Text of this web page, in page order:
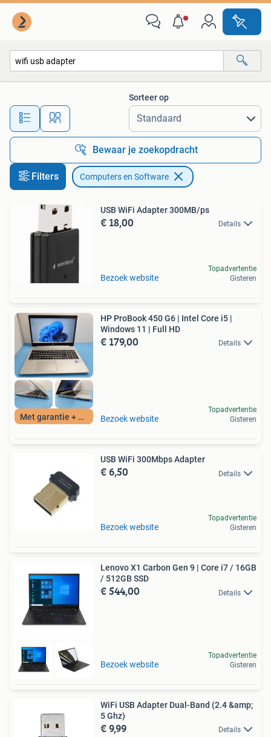
Alle afstanden…
Sorteer op
Bewaar je zoekopdracht
Filters Computers en Software
USB WiFi Adapter 300MB/ps
€ 18,00 Details
Bezoek website
Topadvertentie
Gisteren
Met garantie + BTW
HP ProBook 450 G6 | Intel Core i5 |
Windows 11 | Full HD
€ 179,00 Details
Bezoek website
Topadvertentie
Gisteren
USB WiFi 300Mbps Adapter
€ 6,50 Details
Bezoek website
Topadvertentie
Gisteren
Lenovo X1 Carbon Gen 9 | Core i7 / 16GB
/ 512GB SSD
€ 544,00 Details
Bezoek website
Topadvertentie
Gisteren
WiFi USB Adapter Dual-Band (2.4 &amp;
5 Ghz)
€ 9,99 Details